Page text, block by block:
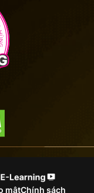
mậtChính sách